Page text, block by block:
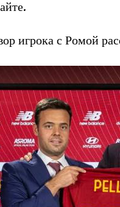
игрока с Ромой